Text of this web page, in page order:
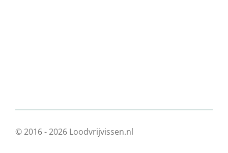
© 2016 - 2026 Loodvrijvissen.nl